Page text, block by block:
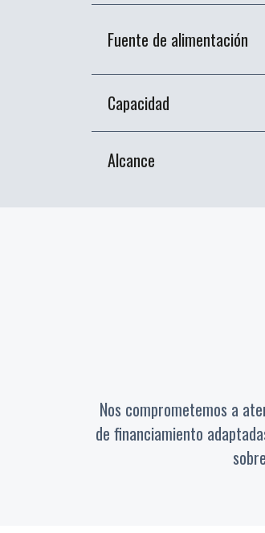
Fuente de alimentación
Capacidad
Alcance
Nos comprometemos a
de financiamiento